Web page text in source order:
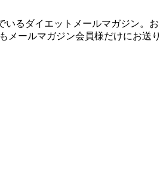
いるダイエットメールマガジン。お
メールマガジン会員様だけにお送り